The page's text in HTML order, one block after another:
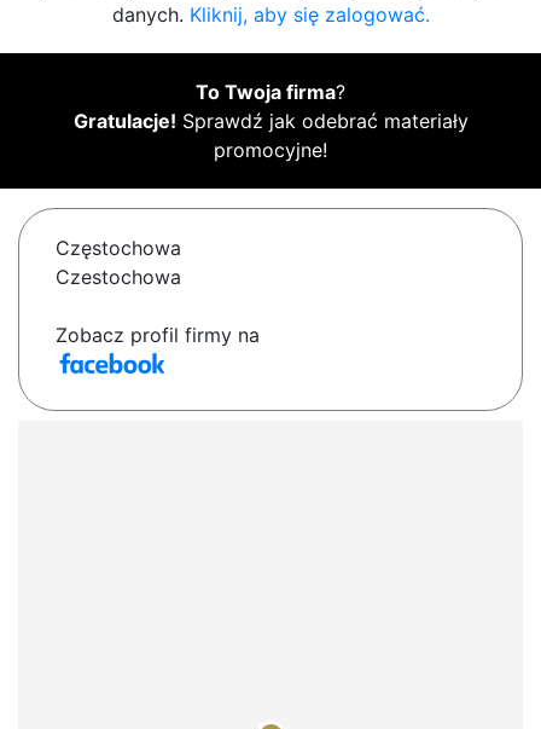
danych. Kliknij, aby się zalogować.
To Twoja firma?
Gratulacje! Sprawdź jak odebrać materiały
promocyjne!
Częstochowa
Czestochowa
Zobacz profil firmy na